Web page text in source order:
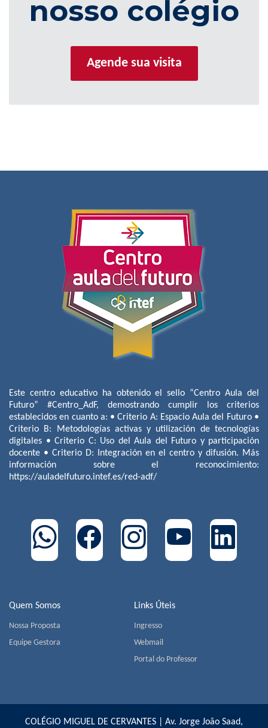
nosso colégio
Agende sua visita
Quem Somos
Nossa Proposta
Equipe Gestora
Links Úteis
Ingresso
Webmail
Portal do Professor
Este centro educativo ha obtenido el sello “Centro Aula del
Futuro” #Centro_AdF, demostrando cumplir los criterios
establecidos en cuanto a: • Criterio A: Espacio Aula del Futuro •
Criterio B: Metodologías activas y utilización de tecnologías
digitales • Criterio C: Uso del Aula del Futuro y participación
docente • Criterio D: Integración en el centro y difusión. Más
información sobre el reconocimiento:
https://auladelfuturo.intef.es/red-adf/
COLÉGIO MIGUEL DE CERVANTES | Av. Jorge João Saad,